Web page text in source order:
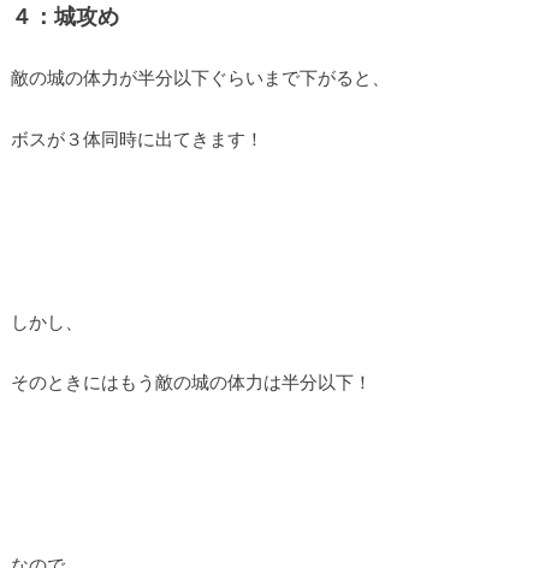
４：城攻め
敵の城の体力が半分以下ぐらいまで下がると、
ボスが３体同時に出てきます！
しかし、
そのときにはもう敵の城の体力は半分以下！